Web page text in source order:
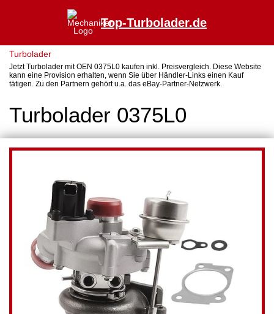
Top-Turbolader.de
Turbolader
Jetzt Turbolader mit OEN 0375L0 kaufen inkl. Preisvergleich. Diese Website
kann eine Provision erhalten, wenn Sie über Händler-Links einen Kauf
tätigen. Zu den Partnern gehört u.a. das eBay-Partner-Netzwerk.
Turbolader 0375L0